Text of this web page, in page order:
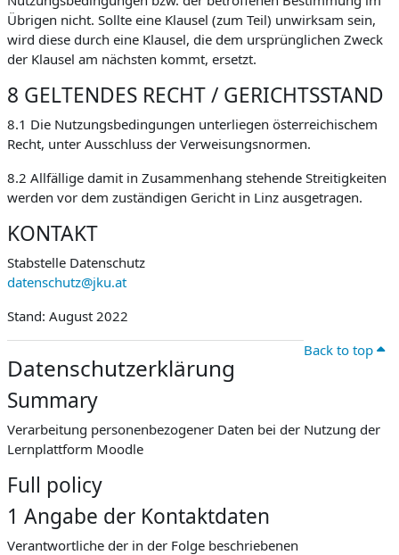
Übrigen nicht. Sollte eine Klausel (zum Teil) unwirksam sein,
wird diese durch eine Klausel, die dem ursprünglichen Zweck
der Klausel am nächsten kommt, ersetzt.
8 GELTENDES RECHT / GERICHTSSTAND
8.1 Die Nutzungsbedingungen unterliegen österreichischem
Recht, unter Ausschluss der Verweisungsnormen.
8.2 Allfällige damit in Zusammenhang stehende Streitigkeiten
werden vor dem zuständigen Gericht in Linz ausgetragen.
KONTAKT
Stabstelle Datenschutz
datenschutz@jku.at
Stand: August 2022
Back to top
Datenschutzerklärung
Summary
Verarbeitung personenbezogener Daten bei der Nutzung der
Lernplattform Moodle
Full policy
1 Angabe der Kontaktdaten
Verantwortliche der in der Folge beschriebenen